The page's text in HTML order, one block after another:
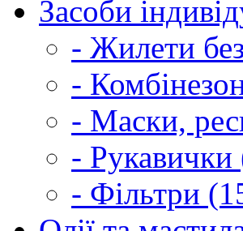
Засоби
- Жилети
-
- Маски,
- Рукавички
- Фільтри